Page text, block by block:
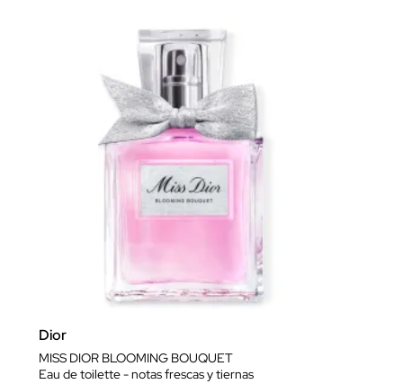
Dior
MISS DIOR BLOOMING BOUQUET
Eau de toilette - notas frescas y tiernas